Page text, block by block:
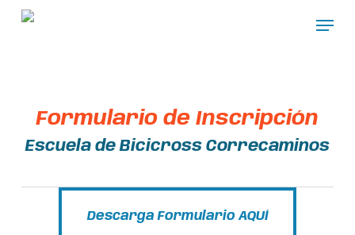
Skip
Menu
Formulario de Inscripción
Escuela de Bicicross Correcaminos
Descarga Formulario AQUÍ
Descarga Formulario AQUÍ